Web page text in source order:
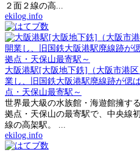
２面２線の高...
ekilog.info
大阪港駅[大阪地下鉄]（大阪市港
業し、旧国鉄大阪港駅廃線跡が偲
点・天保山最寄駅～
世界最大級の水族館・海遊館擁す
拠点・天保山の最寄駅で、中央線
線の高架駅。 ...
ekilog.info